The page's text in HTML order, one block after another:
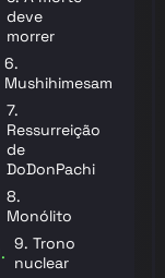
deve
morrer
6.
Mushihimesama
7.
Ressurreição
de
DoDonPachi
8.
Monólito
9. Trono
nuclear